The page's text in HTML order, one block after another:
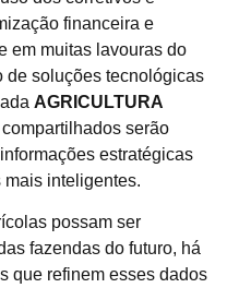
financeira e
em muitas lavouras do
de soluções tecnológicas
AGRICULTURA
serão
estratégicas
mais inteligentes.
possam ser
fazendas do futuro, há
que refinem esses dados